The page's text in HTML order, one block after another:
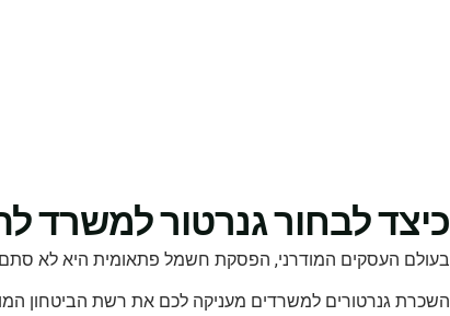
כיצד לבחור גנרטור למשרד
בעולם העסקים המודרני, הפסקת חשמל פתאומית היא לא סתם
השכרת גנרטורים למשרדים מעניקה לכם את רשת הביטחון